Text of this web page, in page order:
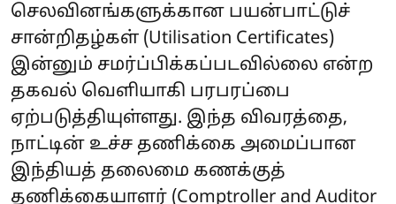
செலவினங்களுக்கான பயன்பாட்டுச்
சான்றிதழ்கள் (Utilisation Certificates)
இன்னும் சமர்ப்பிக்கப்படவில்லை என்ற
தகவல் வெளியாகி பரபரப்பை
ஏற்படுத்தியுள்ளது. இந்த விவரத்தை,
நாட்டின் உச்ச தணிக்கை அமைப்பான
இந்தியத் தலைமை கணக்குத்
தணிக்கையாளர் (Comptroller and Auditor